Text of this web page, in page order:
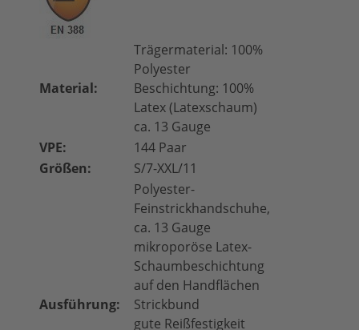
Material:
Trägermaterial: 100%
Polyester
Beschichtung: 100%
Latex (Latexschaum)
ca. 13 Gauge
VPE:
144 Paar
Größen:
S/7-XXL/11
Ausführung:
Polyester-
Feinstrickhandschuhe,
ca. 13 Gauge
mikroporöse Latex-
Schaumbeschichtung
auf den Handflächen
Strickbund
gute Reißfestigkeit